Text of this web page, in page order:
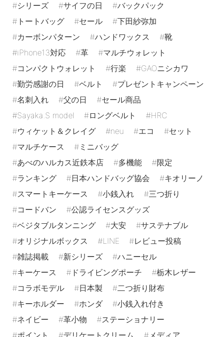
シリーズ サイフの日
バックパック
トートバッグ
セール
下田紗弥加
カーボンパターン
ハンドワックス
靴
iPhone13対応
革
マルチウォレット
コンパクトウォレット
行楽
GAOニシカワ
勤労感謝の日
ベルト
プレゼントキャンペーン
名刺入れ
父の日
セール商品
Sayaka.S model
ロングベルト
HRC
ウィケット＆クレイグ
neu エコ
セット
マルチケース
ミニバッグ
あべのハルカス近鉄本店
多機能
限定
ランキング
日本ハンドバッグ協会
キオリーノ
スマートキーケース
小銭入れ
三つ折り
コードバン
公認ライセンスグッズ
ベジタブルタンニング
大安
サステナブル
オリジナルボックス
LINE
レビュー投稿
雑誌掲載
新シリーズ
ハニーセル
キーケース
ドライビングポーチ
栃木レザー
コラボモデル
日本製
二つ折り財布
キーホルダー
ホンダ
小銭入れ付き
ネイビー
革小物
ステーショナリー
ポイント
デリケートクリーム メディア